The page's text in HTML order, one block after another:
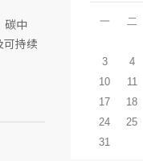
碳中
可持续
一 二
3
4
10
11
17
18
24
25
31